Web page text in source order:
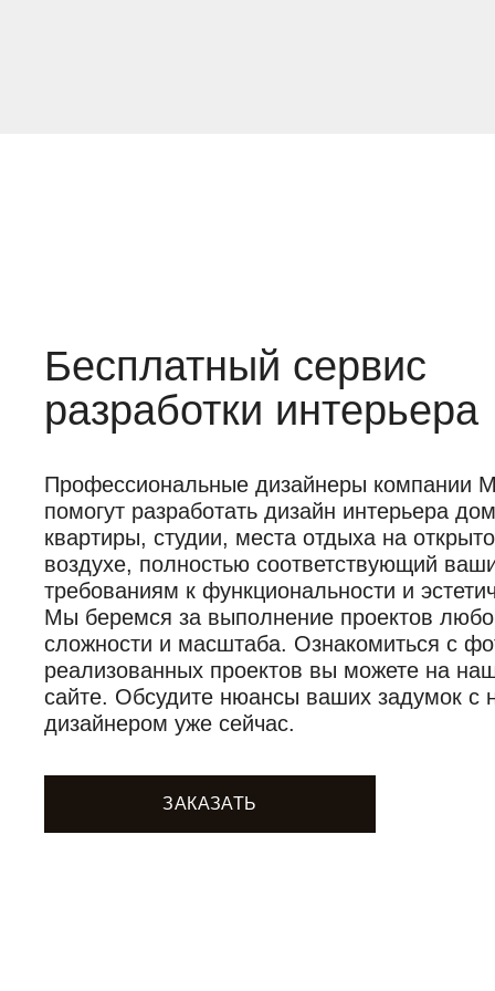
Бесплатный сервис
разработки интерьера
Профессиональные дизайнеры компании
помогут разработать дизайн интерьера
квартиры, студии, места отдыха на
воздухе, полностью соответствующий
требованиям к функциональности и
Мы беремся за выполнение проектов
сложности и масштаба. Ознакомиться с
реализованных проектов вы можете на
сайте. Обсудите нюансы ваших задумок с
дизайнером уже сейчас.
ЗАКАЗАТЬ